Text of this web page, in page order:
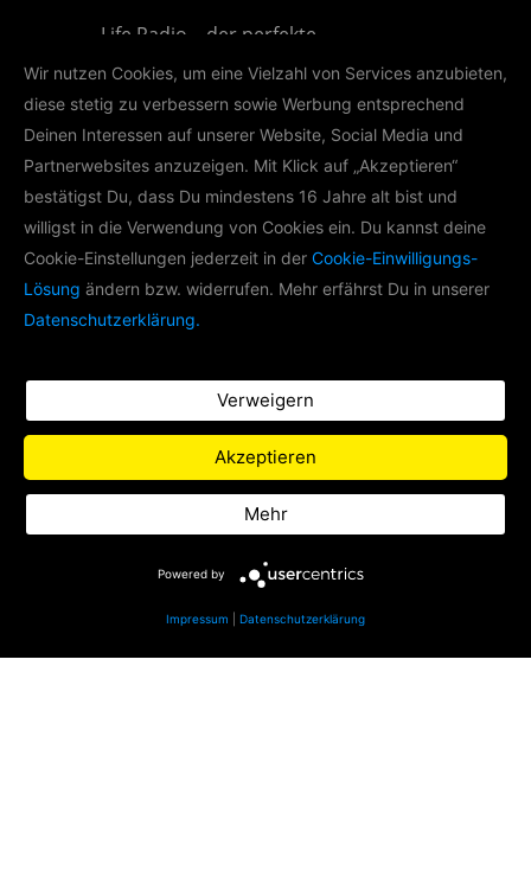
Life Radio – der perfekte
Musikmix für Oberösterreich!
LIFE RADIO AKADEMIE
Im Rahmen der Life Radio Akademie
produzieren wir mit
verschiedenen Themen.
Impressum
Wir nutzen Cookies, um eine Vielzahl von Services anzubieten,
diese stetig zu verbessern sowie Werbung entsprechend
Deinen Interessen auf unserer Website, Social Media und
Partnerwebsites anzuzeigen. Mit Klick auf „Akzeptieren“
bestätigst Du, dass Du mindestens 16 Jahre alt bist und
willigst in die Verwendung von Cookies ein. Du kannst deine
Cookie-Einstellungen jederzeit in der Cookie-Einwilligungs-
Lösung ändern bzw. widerrufen. Mehr erfährst Du in unserer
Datenschutzerklärung.
Verweigern
Akzeptieren
Mehr
Powered by
Impressum Datenschutzerklärung